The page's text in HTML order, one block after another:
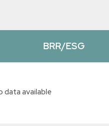
BRR/ESG
data available